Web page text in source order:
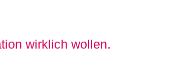
wirklich wollen.